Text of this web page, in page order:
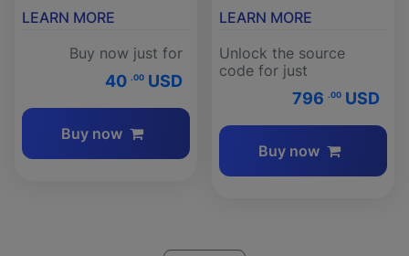
LEARN MORE
Buy now just for
40 .00 USD
Buy now
LEARN MORE
Unlock the source
code for just
796 .00 USD
Buy now